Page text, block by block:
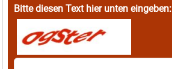
Bitte diesen Text hier unten eingeben: